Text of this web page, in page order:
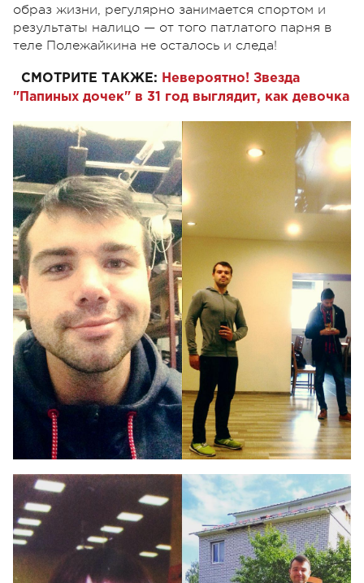
образ жизни, регулярно занимается спортом и
результаты налицо — от того патлатого парня в
теле Полежайкина не осталось и следа!
СМОТРИТЕ ТАКЖЕ: Невероятно! Звезда
"Папиных дочек" в 31 год выглядит, как девочка